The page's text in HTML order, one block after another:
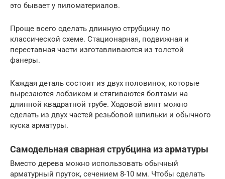
это бывает у пиломатериалов.
Проще всего сделать длинную струбцину по
классической схеме. Стационарная, подвижная и
переставная части изготавливаются из толстой
фанеры.
Каждая деталь состоит из двух половинок, которые
вырезаются лобзиком и стягиваются болтами на
длинной квадратной трубе. Ходовой винт можно
сделать из двух частей резьбовой шпильки и обычного
куска арматуры.
Самодельная сварная струбцина из арматуры
Вместо дерева можно использовать обычный
арматурный пруток, сечением 8-10 мм. Чтобы сделать